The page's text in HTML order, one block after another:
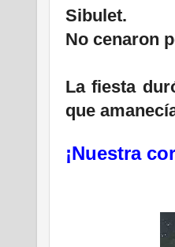
Sibulet.
No cenaron
La fiesta
que
¡Nuestra